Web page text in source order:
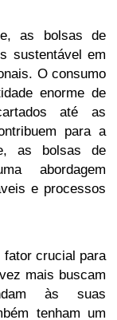
as bolsas de
sustentável em
O consumo
enorme de
até as
para a
as bolsas de
abordagem
e processos
fator crucial para
mais buscam
às suas
tenham um